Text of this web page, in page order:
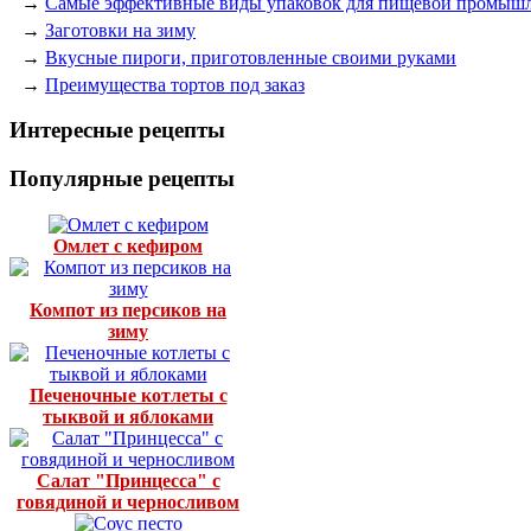
→ Заготовки на зиму
→ Вкусные пироги, приготовленные своими руками
→ Преимущества тортов под заказ
Интересные рецепты
Популярные рецепты
Омлет с кефиром
Компот из персиков на
зиму
Печеночные котлеты с
тыквой и яблоками
Салат "Принцесса" с
говядиной и черносливом